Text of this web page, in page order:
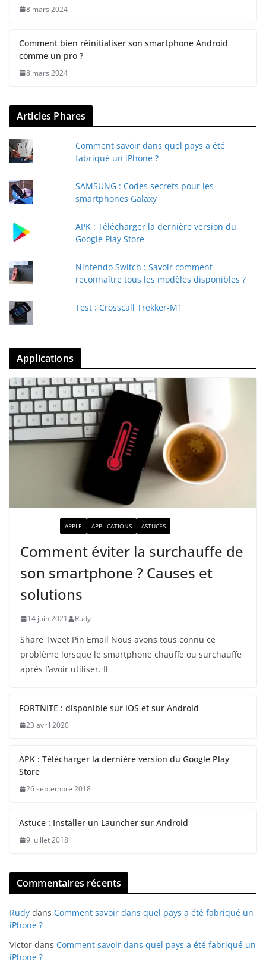
8 mars 2024
Comment bien réinitialiser son smartphone Android
comme un pro ?
8 mars 2024
Articles Phares
Comment savoir dans quel pays a été
fabriqué un iPhone ?
SAMSUNG : Codes secrets pour les
smartphones Galaxy
APK : Télécharger la dernière version du
Google Play Store
Nintendo Switch : Savoir comment
reconnaître tous les modèles disponibles ?
Test : Crosscall Trekker-M1
Applications
APPLE APPLICATIONS ASTUCES
Comment éviter la surchauffe de
son smartphone ? Causes et
solutions
14 juin 2021 Rudy
Share Tweet Pin Email Nous avons tous connu ce
problème lorsque le smartphone chauffe ou surchauffe
après l’avoir utiliser. Il
FORTNITE : disponible sur iOS et sur Android
23 avril 2020
APK : Télécharger la dernière version du Google Play
Store
26 septembre 2018
Astuce : Installer un Launcher sur Android
9 juillet 2018
Commentaires récents
Rudy dans Comment savoir dans quel pays a été fabriqué un
iPhone ?
Victor dans Comment savoir dans quel pays a été fabriqué un
iPhone ?